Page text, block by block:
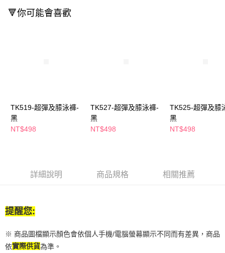
【「AFTEE先享後付」結帳流程】
１．於結帳方式選擇「AFTEE先享後付」後，將跳轉至「AFTEE先享後付」
客戶支援中心」https://netprotections.freshdesk.com/support/home
【注意事項】
https://aftee.tw/terms/#terms3
３．未成年的使用者請事先徵得法定代理人或監護人之同意方可使用
４．使用「AFTEE先享後付」時，將依據個別帳號之用戶狀況，依本公司即
時審查核予不同之上限額度；若仍有額度不足之情形，本公司將視審查結果
５．嚴禁一人註冊多個帳號或使用他人資訊註冊。若發現惡意使用之情形，
恩沛科技股份有限公司將有權停止該用戶之使用額度並採取法律行動。
每筆NT$65，滿NT$390(含以上)免運費
每筆NT$65，滿NT$490(含以上)免運費
7-11取貨付款
付款後寶雅門市自取(由倉庫統一出貨)
每筆NT$80，滿NT$290(含以上)免運費
🔻你可能會喜歡
TK519-超彈及膝泳褲-
黑
NT$498
TK527-超彈及膝泳褲-
黑
NT$498
TK525-超彈及膝
黑
NT$498
詳細說明 商品規格 相關推薦
提醒您:
※ 商品圖檔顯示顏色會依個人手機/電腦螢幕顯示不同而有差異，商品
依實際供貨為準。